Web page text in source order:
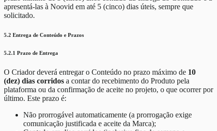
apresentá-las à Noovid em até 5 (cinco) dias úteis, sempre que
solicitado.
5.2 Entrega de Conteúdo e Prazos
5.2.1 Prazo de Entrega
O Criador deverá entregar o Conteúdo no prazo máximo de 10
(dez) dias corridos a contar do recebimento do Produto pela
plataforma ou da confirmação de aceite no projeto, o que ocorrer por
último. Este prazo é:
Não prorrogável automaticamente (a prorrogação exige
comunicação justificada e aceite da Marca);